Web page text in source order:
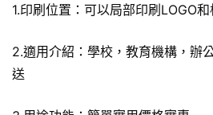
1.印刷位置：可以局部印刷LOGO
2.適用介紹：學校，教育機構，辦
送